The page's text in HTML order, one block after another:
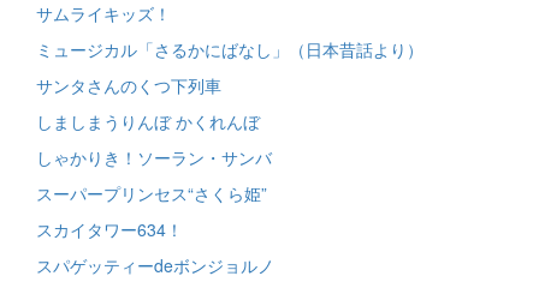
サムライキッズ！
ミュージカル「さるかにばなし」（日本昔話より）
サンタさんのくつ下列車
しましまうりんぼ かくれんぼ
しゃかりき！ソーラン・サンバ
スーパープリンセス“さくら姫”
スカイタワー634！
スパゲッティーdeボンジョルノ